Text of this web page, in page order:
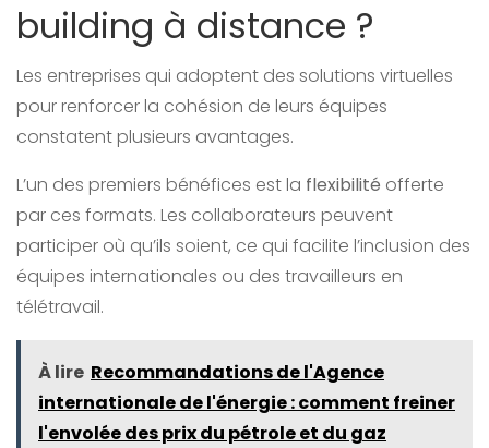
building à distance ?
Les entreprises qui adoptent des solutions virtuelles
pour renforcer la cohésion de leurs équipes
constatent plusieurs avantages.
L’un des premiers bénéfices est la flexibilité offerte
par ces formats. Les collaborateurs peuvent
participer où qu’ils soient, ce qui facilite l’inclusion des
équipes internationales ou des travailleurs en
télétravail.
À lire Recommandations de l'Agence
internationale de l'énergie : comment freiner
l'envolée des prix du pétrole et du gaz